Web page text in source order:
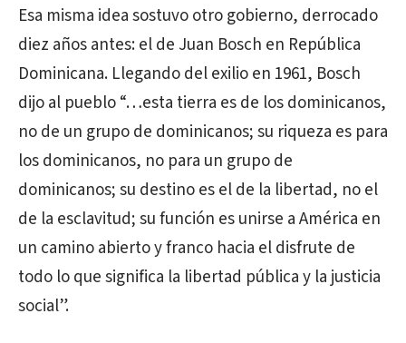
Esa misma idea sostuvo otro gobierno, derrocado
diez años antes: el de Juan Bosch en República
Dominicana. Llegando del exilio en 1961, Bosch
dijo al pueblo “…esta tierra es de los dominicanos,
no de un grupo de dominicanos; su riqueza es para
los dominicanos, no para un grupo de
dominicanos; su destino es el de la libertad, no el
de la esclavitud; su función es unirse a América en
un camino abierto y franco hacia el disfrute de
todo lo que significa la libertad pública y la justicia
social”.